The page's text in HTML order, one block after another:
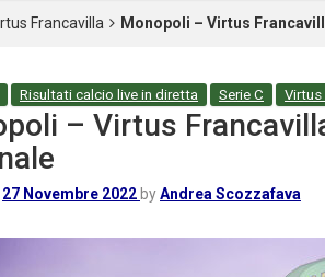
Francavilla Monopoli – Virtus
Risultati calcio live in diretta Serie C Virtus
– Virtus
27 Novembre 2022 byAndrea Scozzafava